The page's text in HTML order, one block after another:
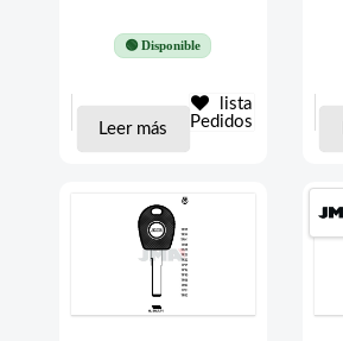
🟢 Disponible
Leer más
lista
Pedidos